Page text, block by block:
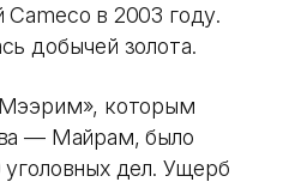
Cameco в 2003 году.
добычей золота.
которым
— Майрам, было
дел. Ущерб